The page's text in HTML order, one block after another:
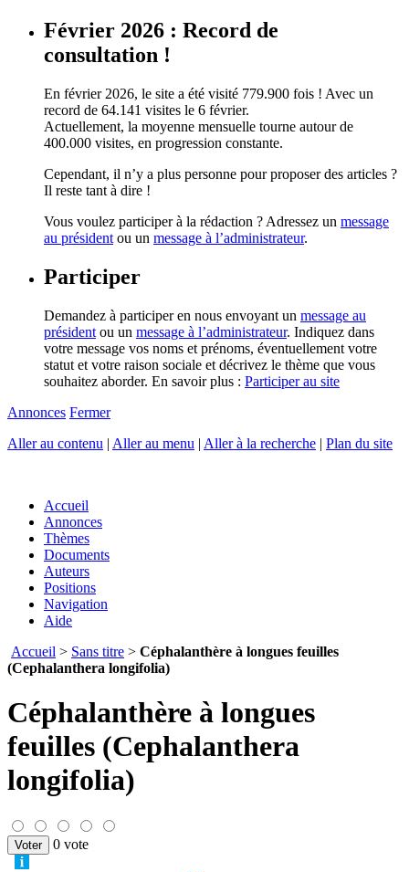
Février 2026 : Record de
consultation !
En février 2026, le site a été visité 779.900 fois ! Avec un
record de 64.141 visites le 6 février.
Actuellement, la moyenne mensuelle tourne autour de
400.000 visites, en progression constante.
Cependant, il n’y a plus personne pour proposer des articles ?
Il reste tant à dire !
Vous voulez participer à la rédaction ? Adressez un message
au président ou un message à l’administrateur.
Participer
Demandez à participer en nous envoyant un message au
président ou un message à l’administrateur. Indiquez dans
votre message vos noms et prénoms, éventuellement votre
statut et votre raison sociale et décrivez le thème que vous
souhaitez aborder. En savoir plus : Participer au site
Annonces Fermer
Aller au contenu | Aller au menu | Aller à la recherche | Plan du site
Accueil
Annonces
Thèmes
Documents
Auteurs
Positions
Navigation
Aide
Accueil > Sans titre > Céphalanthère à longues feuilles
(Cephalanthera longifolia)
Céphalanthère à longues
feuilles (Cephalanthera
longifolia)
0 vote